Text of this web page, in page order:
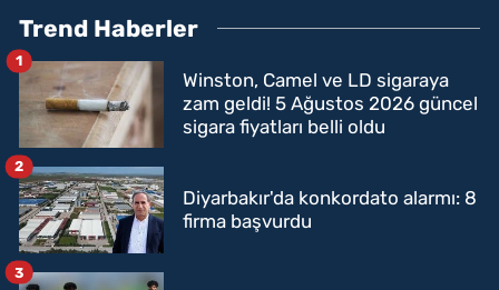
Trend Haberler
Winston, Camel ve LD sigaraya
zam geldi! 5 Ağustos 2026 güncel
sigara fiyatları belli oldu
1
Diyarbakır'da konkordato alarmı: 8
firma başvurdu
2
3